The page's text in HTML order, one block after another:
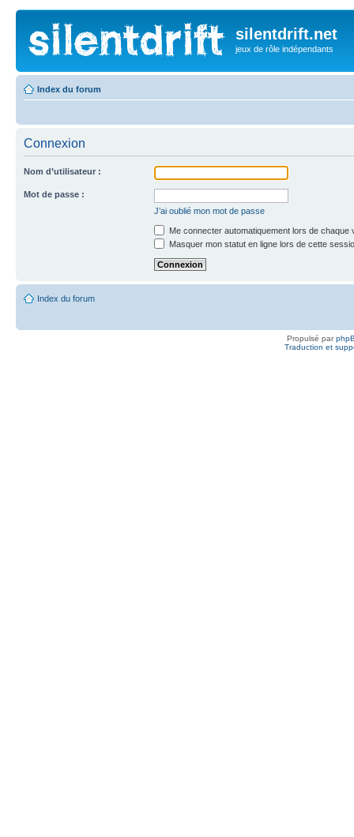
silentdrift.net
jeux de rôle indépendants
Index du forum
Connexion
Nom d’utilisateur :
Mot de passe :
J’ai oublié mon mot de passe
Me connecter automatiquement lors de chaque
Masquer mon statut en ligne lors de cette
Index du forum
Propulsé par
Traduction et